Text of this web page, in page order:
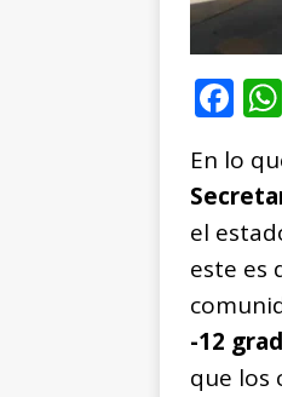
F
c
e
b
o
o
k
En lo
el
este es
-12
que los